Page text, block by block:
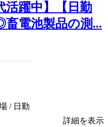
活躍中】【日勤
電池製品の測...
/ 日勤
詳細を表示